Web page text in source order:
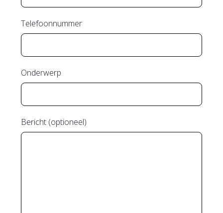
Telefoonnummer
Onderwerp
Bericht (optioneel)